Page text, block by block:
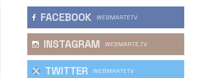
FACEBOOK WEBMARTETV
INSTAGRAM WEBMARTE.TV
TWITTER WEBMARTETV